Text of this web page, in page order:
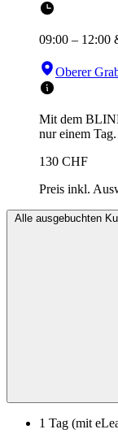
09:00 – 12:00
Oberer
Mit dem
nur einem Tag.
130 CHF
Preis inkl.
Alle ausgebuchten
1 Tag (mit